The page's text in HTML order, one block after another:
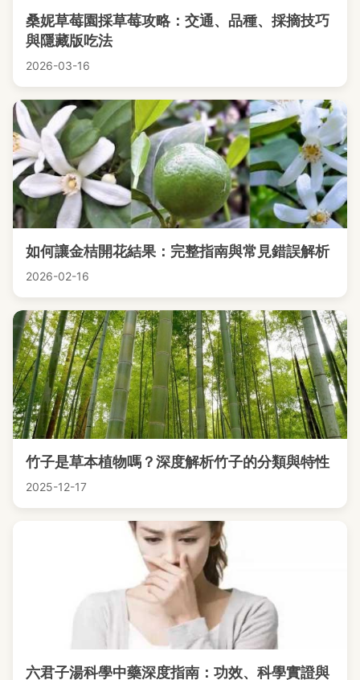
桑妮草莓園採草莓攻略：交通、品種、採摘技巧
與隱藏版吃法
2026-03-16
如何讓金桔開花結果：完整指南與常見錯誤解析
2026-02-16
竹子是草本植物嗎？深度解析竹子的分類與特性
2025-12-17
六君子湯科學中藥深度指南：功效、科學實證與